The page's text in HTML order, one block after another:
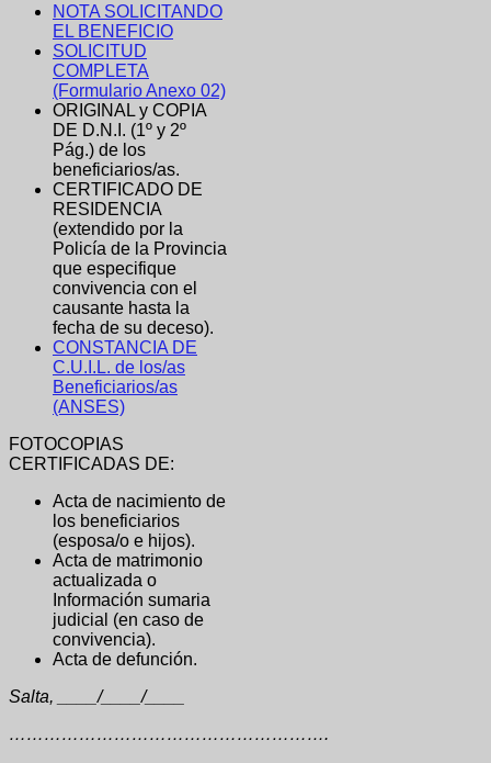
NOTA SOLICITANDO
EL BENEFICIO
SOLICITUD
COMPLETA
(Formulario Anexo 02)
ORIGINAL y COPIA
DE D.N.I. (1º y 2º
Pág.) de los
beneficiarios/as.
CERTIFICADO DE
RESIDENCIA
(extendido por la
Policía de la Provincia
que especifique
convivencia con el
causante hasta la
fecha de su deceso).
CONSTANCIA DE
C.U.I.L. de los/as
Beneficiarios/as
(ANSES)
FOTOCOPIAS
CERTIFICADAS DE:
Acta de nacimiento de
los beneficiarios
(esposa/o e hijos).
Acta de matrimonio
actualizada o
Información sumaria
judicial (en caso de
convivencia).
Acta de defunción.
Salta, ____/____/____
……………………………………………….